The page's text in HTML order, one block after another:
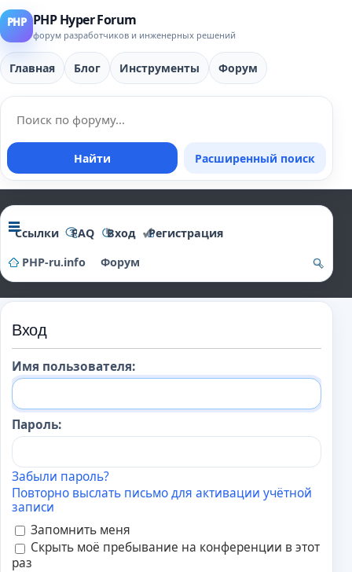
PHP Hyper Forum
форум разработчиков и инженерных решений
Главная Блог Инструменты Форум
Найти Расширенный поиск
Ссылки FAQ Вход
Регистрация
PHP-ru.info
Форум
Вход
Имя пользователя:
Пароль:
Забыли пароль?
Повторно выслать письмо для активации учётной
записи
Запомнить меня
Скрыть моё пребывание на конференции в этот
раз